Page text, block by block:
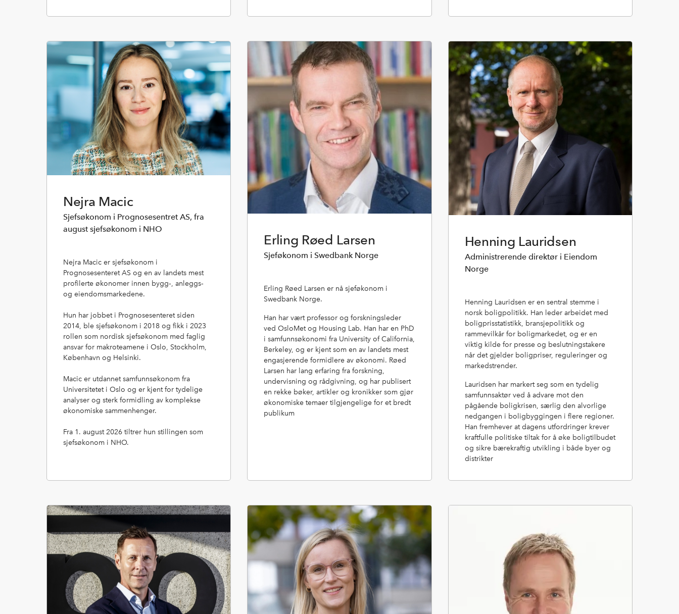
Nejra Macic
Sjefsøkonom i Prognosesentret AS, fra
august sjefsøkonom i NHO
Nejra Macic er sjefsøkonom i
Prognosesenteret AS og en av landets mest
profilerte økonomer innen bygg‑, anleggs‑
og eiendomsmarkedene.
Hun har jobbet i Prognosesenteret siden
2014, ble sjefsøkonom i 2018 og fikk i 2023
rollen som nordisk sjefsøkonom med faglig
ansvar for makroteamene i Oslo, Stockholm,
København og Helsinki.
Macic er utdannet samfunnsøkonom fra
Universitetet i Oslo og er kjent for tydelige
analyser og sterk formidling av komplekse
økonomiske sammenhenger.
Fra 1. august 2026 tiltrer hun stillingen som
sjefsøkonom i NHO.
Erling Røed Larsen
Sjeføkonom i Swedbank Norge
Erling Røed Larsen er nå sjeføkonom i
Swedbank Norge.
Han har vært professor og forskningsleder
ved OsloMet og Housing Lab. Han har en PhD
i samfunnsøkonomi fra University of California,
Berkeley, og er kjent som en av landets mest
engasjerende formidlere av økonomi. Røed
Larsen har lang erfaring fra forskning,
undervisning og rådgivning, og har publisert
en rekke bøker, artikler og kronikker som gjør
økonomiske temaer tilgjengelige for et bredt
publikum
Henning Lauridsen
Administrerende direktør i Eiendom
Norge
Henning Lauridsen er en sentral stemme i
norsk boligpolitikk. Han leder arbeidet med
boligprisstatistikk, bransjepolitikk og
rammevilkår for boligmarkedet, og er en
viktig kilde for presse og beslutningstakere
når det gjelder boligpriser, reguleringer og
markedstrender.
Lauridsen har markert seg som en tydelig
samfunnsaktør ved å advare mot den
pågående boligkrisen, særlig den alvorlige
nedgangen i boligbyggingen i flere regioner.
Han fremhever at dagens utfordringer krever
kraftfulle politiske tiltak for å øke boligtilbudet
og sikre bærekraftig utvikling i både byer og
distrikter